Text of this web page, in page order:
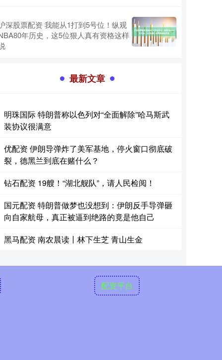
深股票配资 我能从1打到5号位！纵观
年历史，这5位狠人真有资格这样
最新文章
明珠国际 特朗普称以色列对“全面解除”哈马斯武
装协议很满意
优配资 伊朗导弹炸了美军基地，停火窗口彻底破
裂，德黑兰到底在赌什么？
钻石配资 19艘！“湖北舰队”，请人民检阅！
国元配资 特朗普做梦也没想到：伊朗反手导弹砸
向自家航母，真正被逼到绝路的竟是他自己
黑马配资 南农晨读丨林下生芝 青山生金
配资平台